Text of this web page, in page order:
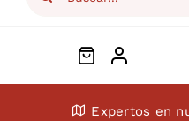
ConócenosExpertos en